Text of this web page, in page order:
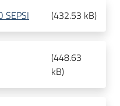
SEPSI (432.53 kB)
(448.63
kB)